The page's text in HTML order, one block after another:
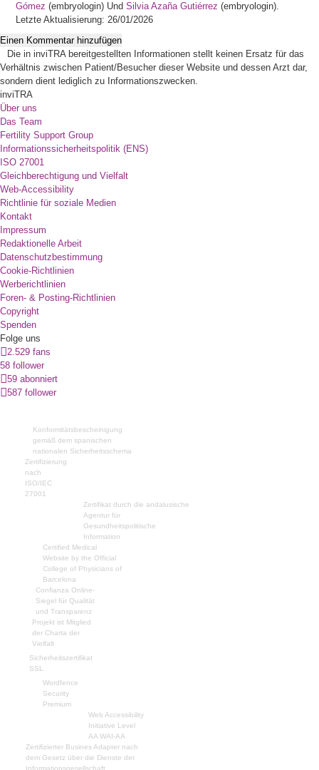
Gómez (embryologin) UndSilvia Azaña Gutiérrez (embryologin).
Letzte Aktualisierung: 26/01/2026
Einen Kommentar hinzufügen
Die in inviTRA bereitgestellten Informationen stellt keinen Ersatz für das
Verhältnis zwischen Patient/Besucher dieser Website und dessen Arzt dar,
sondern dient lediglich zu Informationszwecken.
inviTRA
Über uns
Das Team
Fertility Support Group
Informationssicherheitspolitik (ENS)
ISO 27001
Gleichberechtigung und Vielfalt
Web-Accessibility
Richtlinie für soziale Medien
Kontakt
Impressum
Redaktionelle Arbeit
Datenschutzbestimmung
Cookie-Richtlinien
Werberichtlinien
Foren- & Posting-Richtlinien
Copyright
Spenden
Folge uns
2.529 fans
58 follower
59 abonniert
587 follower
Konformitätsbescheinigung
gemäß dem spanischen
nationalen Sicherheitsschema
Zertifizierung
nach
ISO/IEC
27001
Zertifikat durch die andalusische
Agentur für
Gesundheitspolitische
Information
Certified Medical
Website by the Official
College of Physicians of
Barcelona
Confianza Online-
Siegel für Qualität
und Transparenz
Projekt ist Mitglied
der Charta der
Vielfalt
Sicherheitszertifikat
SSL
Wordfence
Security
Premium
Web Accessibility
Initiative Level
AA WAI-AA
Zertifizierter Busines Adapter nach
dem Gesetz über die Dienste der
Informationsgesellschaft